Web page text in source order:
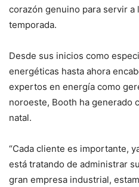
corazón genuino para servir
temporada.
Desde sus inicios como
energéticas hasta ahora
expertos en energía como
noroeste, Booth ha generado
natal.
“Cada cliente es importante,
está tratando de administrar
gran empresa industrial,